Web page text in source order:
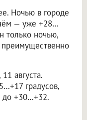
Ночью в городе
— уже +28…
только ночью,
августа.
градусов,
до +30…+32.